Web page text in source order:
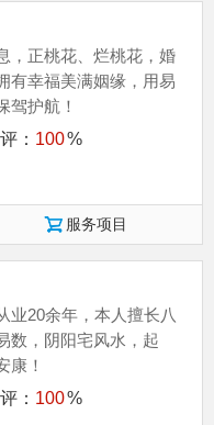
，正桃花、烂桃花，婚
有幸福美满姻缘，用易
驾护航！
100%
服务项目
业20余年，本人擅长八
数，阴阳宅风水，起
康！
100%